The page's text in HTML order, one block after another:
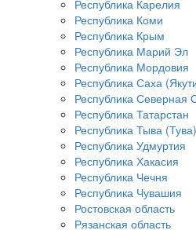
Республика Карелия
Республика Коми
Республика Крым
Республика Марий Эл
Республика Мордовия
Республика Саха
Республика Северная
Республика Татарстан
Республика Тыва (Тува)
Республика Удмуртия
Республика Хакасия
Республика Чечня
Республика Чувашия
Ростовская область
Рязанская область